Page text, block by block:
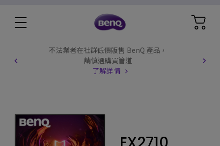
不法業者在社群低價販售 BenQ 產品，
請慎選購買管道
了解詳情